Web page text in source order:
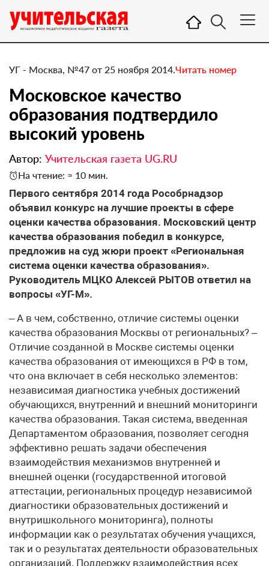
УГ - Москва, №47 от 25 ноября 2014.Читать номер
Московское качество
образования подтвердило
высокий уровень
Автор: Учительская газета UG.RU
На чтение: ≈ 10 мин.
​Первого сентября 2014 года Рособрнадзор
объявил конкурс на лучшие проекты в сфере
оценки качества образования. Московский центр
качества образования победил в конкурсе,
предложив на суд жюри проект «Региональная
система оценки качества образования».
Руководитель МЦКО Алексей РЫТОВ ответил на
вопросы «УГ-М».
– А в чем, собственно, отличие системы оценки
качества образования Москвы от региональных? –
Отличие созданной в Москве системы оценки
качества образования от имеющихся в РФ в том,
что она включает в себя несколько элементов:
независимая диагностика учебных достижений
обучающихся, внутренний и внешний мониторинги
качества образования. Такая система, введенная
Департаментом образования, позволяет сегодня
эффективно решать задачи обеспечения
взаимодействия механизмов внутренней и
внешней оценки (государственной итоговой
аттестации, региональных процедур независимой
диагностики образовательных достижений и
внутришкольного мониторинга), полноты
информации как о результатах обучения учащихся,
так и о результатах деятельности образовательных
организаций. Поддержку взаимодействия всех